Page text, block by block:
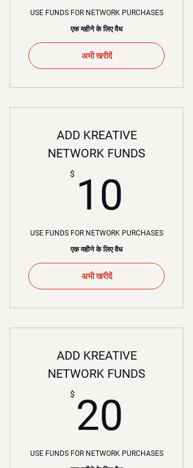
USE FUNDS FOR NETWORK PURCHASES
एक महीने के लिए वैध
अभी खरीदें
ADD KREATIVE
NETWORK FUNDS
$ 10
USE FUNDS FOR NETWORK PURCHASES
एक महीने के लिए वैध
अभी खरीदें
ADD KREATIVE
NETWORK FUNDS
$ 20
USE FUNDS FOR NETWORK PURCHASES